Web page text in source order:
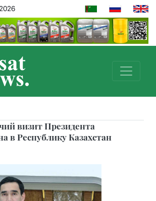
визит Президента
в Республику Казахстан